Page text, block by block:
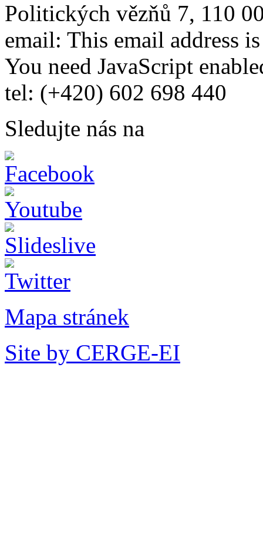
Politických vězňů 7, 110
email: This email address
You need JavaScript
tel: (+420) 602 698 440
Sledujte nás na
Mapa stránek
Site by CERGE-EI